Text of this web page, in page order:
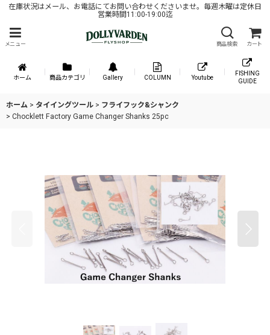
在庫状況はメール、お電話にてお問い合わせくださいませ。毎週木曜は定休日
営業時間11:00-19:00迄
メニュー 商品検索 カート
ホーム 商品カテゴリ Gallery COLUMN Youtube
FISHING
GUIDE
ホーム > タイイングツール > フライフック&シャンク
> Chocklett Factory Game Changer Shanks 25pc